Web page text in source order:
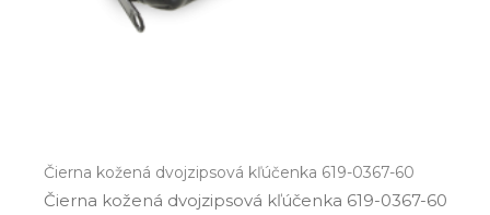
Čierna kožená dvojzipsová kľúčenka 619-0367-60
Čierna kožená dvojzipsová kľúčenka 619­-0367­-60